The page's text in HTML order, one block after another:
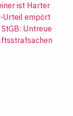
ist Harter
Urteil empört
Untreue